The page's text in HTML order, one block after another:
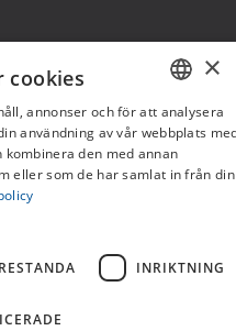
SWEDISH
FI
×
cookies
annonser och för att analysera
användning av vår webbplats
den med annan
eller som de har samlat in från din
INRIKTNING